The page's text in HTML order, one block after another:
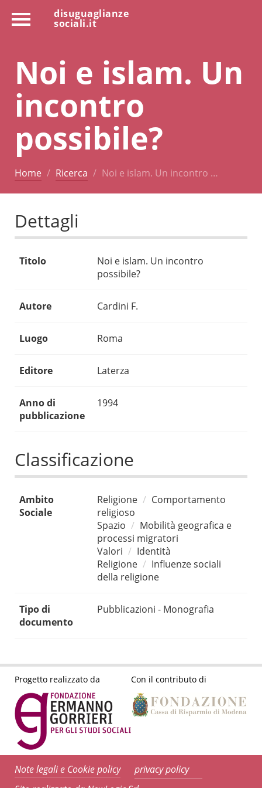
disuguaglianze
sociali.it
Noi e islam. Un
incontro
possibile?
Home Ricerca Noi e islam. Un incontro …
Dettagli
Titolo
Noi e islam. Un incontro
possibile?
Autore Cardini F.
Luogo Roma
Editore Laterza
Anno di
pubblicazione
1994
Classificazione
Ambito
Sociale
Religione
Comportamento
religioso
Spazio
Mobilità geografica e
processi migratori
Valori
Identità
Religione
Influenze sociali
della religione
Tipo di
documento
Pubblicazioni - Monografia
Progetto realizzato da Con il contributo di
Note legali e Cookie policy
privacy policy